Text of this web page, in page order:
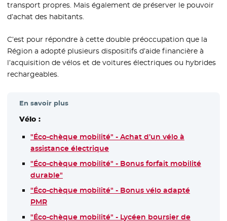
transport propres. Mais également de préserver le pouvoir
d’achat des habitants.
C’est pour répondre à cette double préoccupation que la
Région a adopté plusieurs dispositifs d’aide financière à
l’acquisition de vélos et de voitures électriques ou hybrides
rechargeables.
En savoir plus
Vélo :
"Éco-chèque mobilité" - Achat d’un vélo à
assistance électrique
"Éco-chèque mobilité" - Bonus forfait mobilité
durable"
"Éco-chèque mobilité" - Bonus vélo adapté
PMR
"Éco-chèque mobilité" - Lycéen boursier de